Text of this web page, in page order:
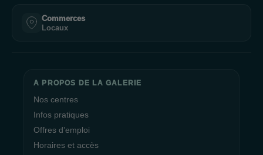
Commerces
Locaux
A PROPOS DE LA GALERIE
Nos centres
Infos pratiques
Offres d’emploi
Horaires et accès